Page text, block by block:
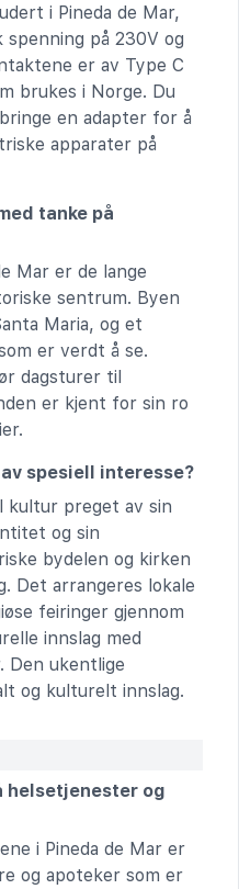
i Pineda de Mar,
på 230V og
er av Type C
brukes i Norge. Du
en adapter for å
apparater på
tanke på
Mar er de lange
sentrum. Byen
Maria, og et
er verdt å se.
dagsturer til
er kjent for sin ro
spesiell interesse?
kultur preget av sin
og sin
bydelen og kirken
Det arrangeres lokale
feiringer gjennom
innslag med
Den ukentlige
og kulturelt innslag.
helsetjenester og
i Pineda de Mar er
og apoteker som er